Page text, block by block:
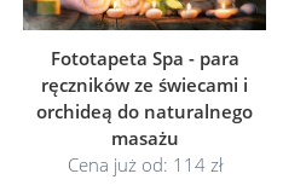
Fototapeta Spa - para
ręczników ze świecami i
orchideą do naturalnego
masażu
Cena już od: 114 zł